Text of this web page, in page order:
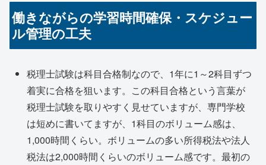
働きながらの学習時間確保・スケジュー
ル管理の工夫
税理士試験は科目合格制なので、1年に1～2科目ずつ
着実に合格を狙います。この科目合格という言葉が
税理士試験を取りやすく見せていますが、専門学校
は短めに書いてますが、1科目のボリューム感は、
1,000時間くらい。ボリュームの多い所得税法や法人
税法は2,000時間くらいのボリューム感です。最初の